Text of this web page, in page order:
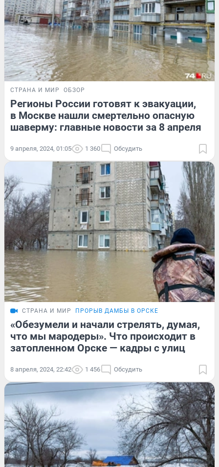
СТРАНА И МИР ОБЗОР
Регионы России готовят к эвакуации,
в Москве нашли смертельно опасную
шаверму: главные новости за 8 апреля
9 апреля, 2024, 01:05 1 360 Обсудить
СТРАНА И МИР ПРОРЫВ ДАМБЫ В ОРСКЕ
«Обезумели и начали стрелять, думая,
что мы мародеры». Что происходит в
затопленном Орске — кадры с улиц
8 апреля, 2024, 22:42 1 456 Обсудить